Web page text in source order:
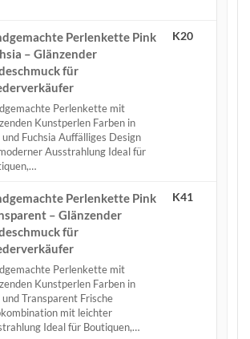
Perlenkette Pink
– Glänzender
für
Perlenkette mit
Kunstperlen Farben in
und Fuchsia Auffälliges Design
Ausstrahlung Ideal für
K20
Perlenkette Pink
– Glänzender
für
Perlenkette mit
Kunstperlen Farben in
und Transparent Frische
mit leichter
Ideal für Boutiquen,…
K41